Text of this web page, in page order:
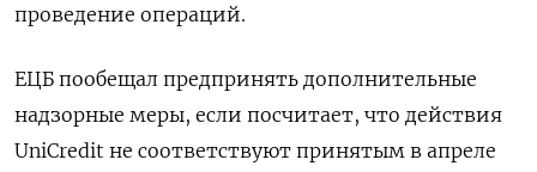
проведение операций.
ЕЦБ пообещал предпринять дополнительные
надзорные меры, если посчитает, что действия
UniCredit не соответствуют принятым в апреле